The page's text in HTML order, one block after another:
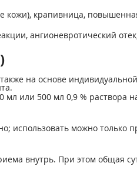
крапивница,
ангионевротический
на основе
или 500 мл 0,9 % раствора
использовать можно только
внутрь. При этом общая